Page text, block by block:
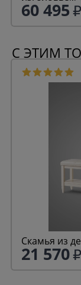
60 495
С ЭТИМ
Скамья из
21 570